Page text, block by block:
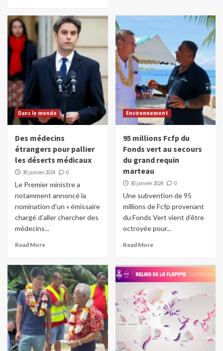
Dans le monde
Des médecins
étrangers pour pallier
les déserts médicaux
30 janvier 2024 0
Le Premier ministre a
notamment annoncé la
nomination d’un « émissaire
chargé d’aller chercher des
médecins...
Read More
Environnement
95 millions Fcfp du
Fonds vert au secours
du grand requin
marteau
30 janvier 2024 0
Une subvention de 95
millions de Fcfp provenant
du Fonds Vert vient d’être
octroyée pour...
Read More